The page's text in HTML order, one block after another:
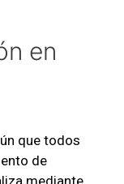
en
que todos
de
mediante